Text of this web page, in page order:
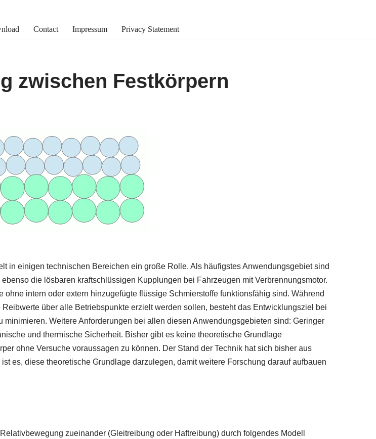
Contact Impressum Privacy Statement
zwischen Festkörpern
in einigen technischen Bereichen ein große Rolle. Als häufigstes Anwendungsgebiet sind
die lösbaren kraftschlüssigen Kupplungen bei Fahrzeugen mit Verbrennungsmotor.
intern oder extern hinzugefügte flüssige Schmierstoffe funktionsfähig sind. Während
über alle Betriebspunkte erzielt werden sollen, besteht das Entwicklungsziel bei
Weitere Anforderungen bei allen diesen Anwendungsgebieten sind: Geringer
und thermische Sicherheit. Bisher gibt es keine theoretische Grundlage
ohne Versuche voraussagen zu können. Der Stand der Technik hat sich bisher aus
es, diese theoretische Grundlage darzulegen, damit weitere Forschung darauf aufbauen
zueinander (Gleitreibung oder Haftreibung) durch folgendes Modell